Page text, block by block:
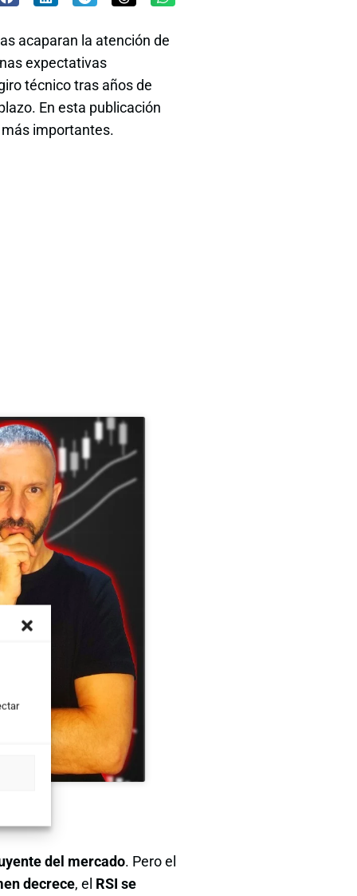
acaparan la atención de
expectativas
técnico tras años de
En esta publicación
importantes.
del mercado. Pero el
decrece, el RSI se